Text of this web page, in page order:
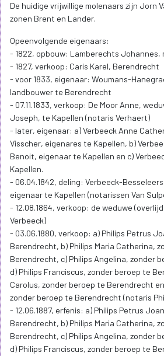
De huidige vrijwillige molenaars zijn Jorn
zonen Brent en Lander.
Opeenvolgende eigenaars:
- 1822, opbouw: Lamberechts Johannes,
- 1827, verkoop: Caris Karel, Berendrecht
- voor 1833, eigenaar: Woumans-
landbouwer te Berendrecht
- 07.11.1833, verkoop: De Moor Anne,
Joseph, te Kapellen (notaris Verhaert)
- later, eigenaar: a) Verbeeck Anne
Visscher, eigenares te Kapellen, b)
Benoit, eigenaar te Kapellen en c)
Kapellen.
- 06.04.1842, deling: Verbeeck-
eigenaar te Kapellen (notarissen Van
- 12.08.1864, verkoop: de weduwe
Verbeeck)
- 03.06.1880, verkoop: a) Philips Petrus
Berendrecht, b) Philips Maria Catherina,
Berendrecht, c) Philips Angelina, zonder
d) Philips Franciscus, zonder beroep te
Carolus, zonder beroep te Berendrecht
zonder beroep te Berendrecht (notaris
- 12.06.1887, erfenis: a) Philips Petrus
Berendrecht, b) Philips Maria Catherina,
Berendrecht, c) Philips Angelina, zonder
d) Philips Franciscus, zonder beroep te